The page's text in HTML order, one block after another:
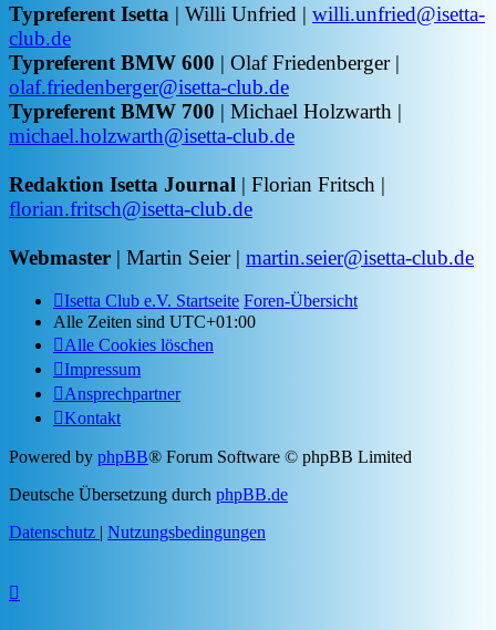
Typreferent Isetta | Willi Unfried | willi.unfried@isetta-
club.de
Typreferent BMW 600 | Olaf Friedenberger |
olaf.friedenberger@isetta-club.de
Typreferent BMW 700 | Michael Holzwarth |
michael.holzwarth@isetta-club.de
Redaktion Isetta Journal | Florian Fritsch |
florian.fritsch@isetta-club.de
Webmaster | Martin Seier | martin.seier@isetta-club.de
Isetta Club e.V. Startseite Foren-Übersicht
Alle Zeiten sind UTC+01:00
Alle Cookies löschen
Impressum
Ansprechpartner
Kontakt
Powered by phpBB® Forum Software © phpBB Limited
Deutsche Übersetzung durch phpBB.de
Datenschutz | Nutzungsbedingungen